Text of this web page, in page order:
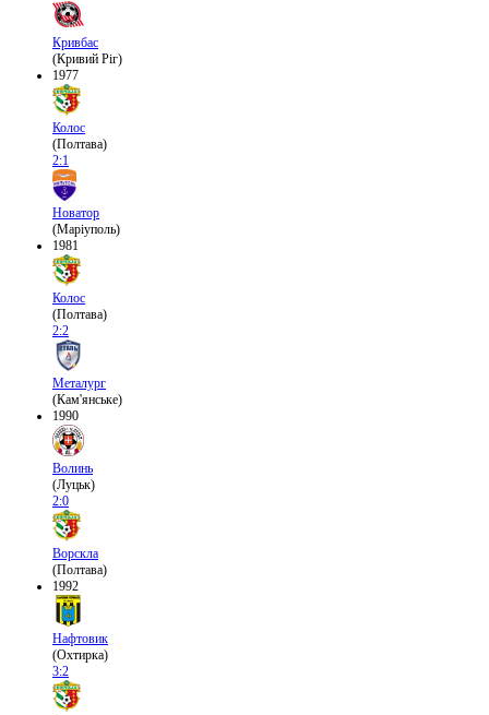
Кривбас
(Кривий Ріг)
1977
Колос
(Полтава)
2:1
Новатор
(Маріуполь)
1981
Колос
(Полтава)
2:2
Металург
(Кам'янське)
1990
Волинь
(Луцьк)
2:0
Ворскла
(Полтава)
1992
Нафтовик
(Охтирка)
3:2